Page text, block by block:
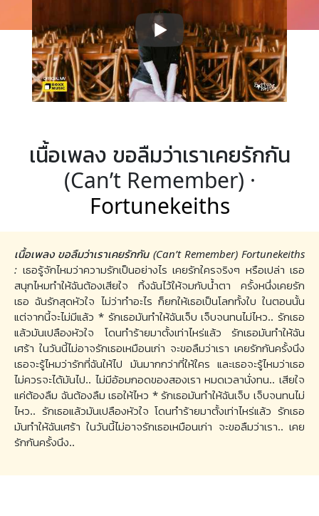
เนื้อเพลง ขอลืมว่าเราเคยรักกัน
(Can’t Remember) ·
Fortunekeiths
เนื้อเพลง ขอลืมว่าเราเคยรักกัน (Can’t Remember) Fortunekeiths
: เธอรู้จักไหมว่าความรักเป็นอย่างไร เคยรักใครจริงๆ หรือเปล่า เธอ
สนุกไหมทำให้ฉันต้องเสียใจ ทิ้งฉันไว้ให้จมกับน้ำตา ครั้งหนึ่งเคยรัก
เธอ ฉันรักสุดหัวใจ ไม่ว่าทำอะไร ก็ยกให้เธอเป็นโลกทั้งใบ ในตอนนั้น
แต่จากนี้จะไม่มีแล้ว * รักเธอมันทำให้ฉันเจ็บ เจ็บจนทนไม่ไหว.. รักเธอ
แล้วมันเปลืองหัวใจ โดนทำร้ายมาตั้งเท่าไหร่แล้ว รักเธอมันทำให้ฉัน
เศร้า ในวันนี้ไม่อาจรักเธอเหมือนเก่า จะขอลืมว่าเรา เคยรักกันครั้งนึง
เธอจะรู้ไหมว่ารักที่ฉันให้ไป มันมากกว่าที่ให้ใคร และเธอจะรู้ไหมว่าเธอ
ไม่ควรจะได้มันไป.. ไม่มีอ้อมกอดของสองเรา หมดเวลานั่งทน.. เสียใจ
แค่ต้องลืม ฉันต้องลืม เธอให้ไหว * รักเธอมันทำให้ฉันเจ็บ เจ็บจนทนไม่
ไหว.. รักเธอแล้วมันเปลืองหัวใจ โดนทำร้ายมาตั้งเท่าไหร่แล้ว รักเธอ
มันทำให้ฉันเศร้า ในวันนี้ไม่อาจรักเธอเหมือนเก่า จะขอลืมว่าเรา.. เคย
รักกันครั้งนึง..